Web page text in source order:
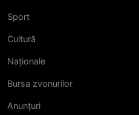
Sport
Cultură
Naționale
Bursa zvonurilor
Anunțuri